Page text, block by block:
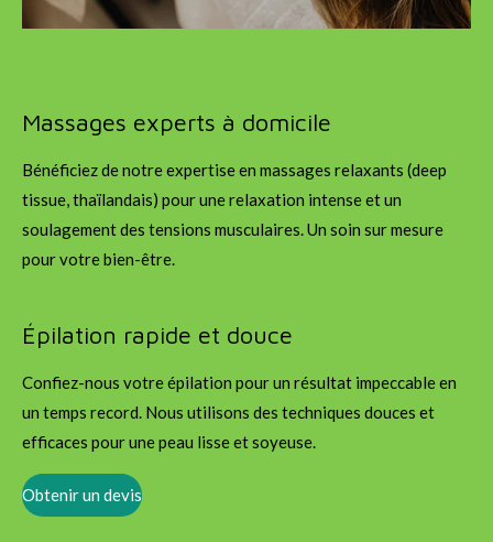
Massages experts à domicile
Bénéficiez de notre expertise en massages relaxants (deep
tissue, thaïlandais) pour une relaxation intense et un
soulagement des tensions musculaires. Un soin sur mesure
pour votre bien-être.
Épilation rapide et douce
Confiez-nous votre épilation pour un résultat impeccable en
un temps record. Nous utilisons des techniques douces et
efficaces pour une peau lisse et soyeuse.
Obtenir un devis